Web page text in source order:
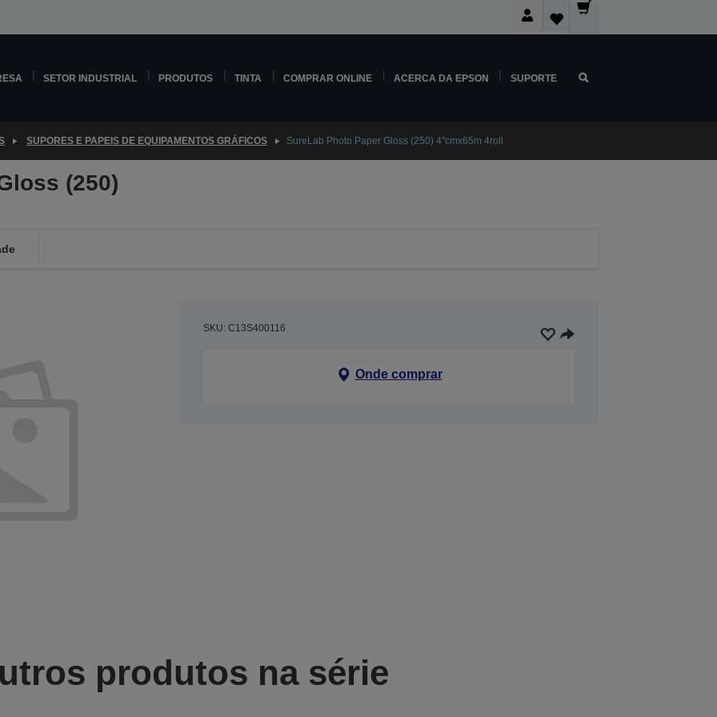
SETOR INDUSTRIAL PRODUTOS TINTA COMPRAR ONLINE ACERCA DA EPSON SUPORTE
SUPORES E PAPEIS DE EQUIPAMENTOS GRÁFICOS SureLab Photo Paper Gloss (250) 4"cmx65m 4roll
(250)
SKU: C13S400116
Onde comprar
produtos na série